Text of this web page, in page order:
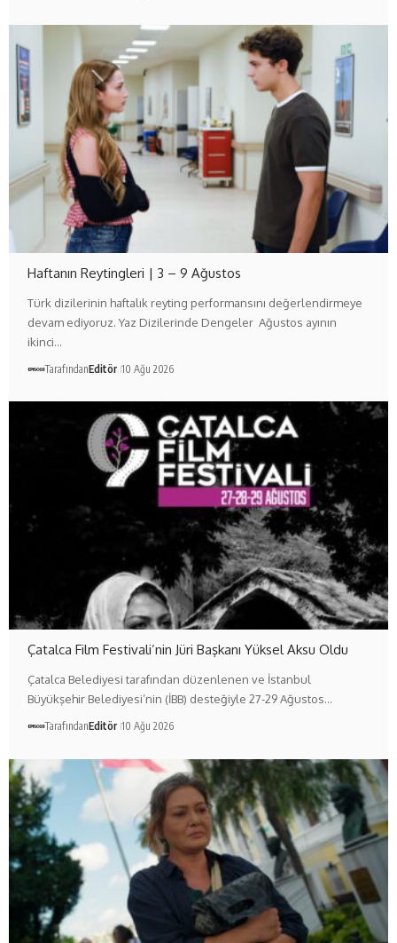
Haftanın Reytingleri | 3 – 9 Ağustos
Türk dizilerinin haftalık reyting performansını değerlendirmeye
devam ediyoruz. Yaz Dizilerinde Dengeler Ağustos ayının
ikinci…
TarafındanEditör 10 Ağu 2026
Çatalca Film Festivali’nin Jüri Başkanı Yüksel Aksu Oldu
Çatalca Belediyesi tarafından düzenlenen ve İstanbul
Büyükşehir Belediyesi’nin (İBB) desteğiyle 27-29 Ağustos…
TarafındanEditör 10 Ağu 2026